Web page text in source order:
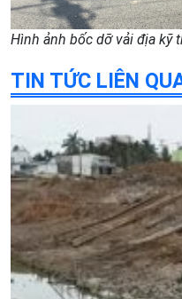
Hình ảnh bốc dỡ vải địa kỹ
TIN TỨC LIÊN